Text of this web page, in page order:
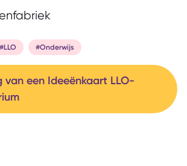
#LLO #Onderwijs
van een Ideeënkaart LLO-